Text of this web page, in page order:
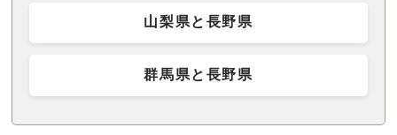
山梨県と長野県
群馬県と長野県